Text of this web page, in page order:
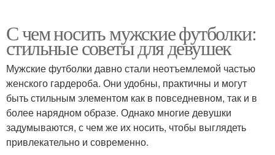
С чем носить мужские футболки:
стильные советы для девушек
Мужские футболки давно стали неотъемлемой частью
женского гардероба. Они удобны, практичны и могут
быть стильным элементом как в повседневном, так и в
более нарядном образе. Однако многие девушки
задумываются, с чем же их носить, чтобы выглядеть
привлекательно и современно.